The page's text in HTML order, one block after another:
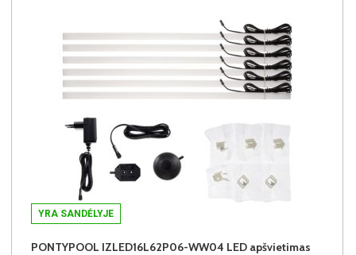
YRA SANDĖLYJE
PONTYPOOL IZLED16L62P06-WW04 LED apšvietimas